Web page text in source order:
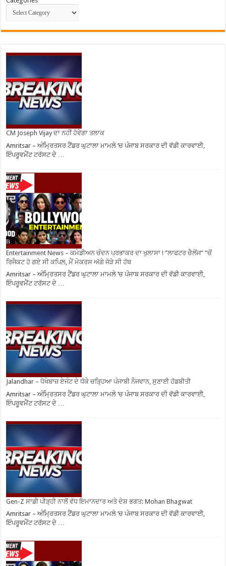
CM Joseph Vijay ਦਾ ਨਹੀਂ ਹੋਵੇਗਾ ਤਲਾਕ
Amritsar – ਅੰਮ੍ਰਿਤਸਰ ਟੈਂਡਰ ਘੁਟਾਲਾ ਮਾਮਲੇ ‘ਚ ਪੰਜਾਬ ਸਰਕਾਰ ਦੀ ਵੱਡੀ ਕਾਰਵਾਈ,
ਇੰਪਰੂਵਮੈਂਟ ਟਰੱਸਟ ਦੇ …
Entertainment News – ਕਮੇਡੀਅਨ ਚੰਦਨ ਪ੍ਰਭਾਕਰ ਦਾ ਖੁਲਾਸਾ ! ”ਲਾਫਟਰ ਚੈਲੇਂਜ” ”ਚੋਂ
ਰਿਜੈਕਟ ਹੋ ਗਏ ਸੀ ਕਪਿਲ, ਮੈਂ ਮੇਕਰਸ ਅੱਗੇ ਜੋੜੇ ਸੀ ਹੱਥ
Amritsar – ਅੰਮ੍ਰਿਤਸਰ ਟੈਂਡਰ ਘੁਟਾਲਾ ਮਾਮਲੇ ‘ਚ ਪੰਜਾਬ ਸਰਕਾਰ ਦੀ ਵੱਡੀ ਕਾਰਵਾਈ,
ਇੰਪਰੂਵਮੈਂਟ ਟਰੱਸਟ ਦੇ …
Jalandhar – ਧੋਖੇਬਾਜ਼ ਏਜੰਟ ਦੇ ਧੱਕੇ ਚੜ੍ਹਿਆ ਪੰਜਾਬੀ ਨੌਜਵਾਨ, ਸੁਣਾਈ ਹੱਡਬੀਤੀ
Amritsar – ਅੰਮ੍ਰਿਤਸਰ ਟੈਂਡਰ ਘੁਟਾਲਾ ਮਾਮਲੇ ‘ਚ ਪੰਜਾਬ ਸਰਕਾਰ ਦੀ ਵੱਡੀ ਕਾਰਵਾਈ,
ਇੰਪਰੂਵਮੈਂਟ ਟਰੱਸਟ ਦੇ …
Gen-Z ਸਾਡੀ ਪੀੜ੍ਹੀ ਨਾਲੋਂ ਵੱਧ ਇਮਾਨਦਾਰ ਅਤੇ ਦੇਸ਼ ਭਗਤ: Mohan Bhagwat
Amritsar – ਅੰਮ੍ਰਿਤਸਰ ਟੈਂਡਰ ਘੁਟਾਲਾ ਮਾਮਲੇ ‘ਚ ਪੰਜਾਬ ਸਰਕਾਰ ਦੀ ਵੱਡੀ ਕਾਰਵਾਈ,
ਇੰਪਰੂਵਮੈਂਟ ਟਰੱਸਟ ਦੇ …